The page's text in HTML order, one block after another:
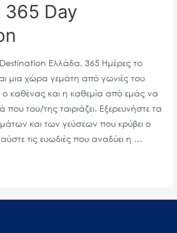
365 Day
Ελλάδα, 365 Ημέρες το
μια χώρα γεμάτη από γωνιές του
καθένας και η καθεμία από εμάς να
που του/της ταιριάζει. Εξερευνήστε τα
και των γεύσεων που κρύβει ο
τις ευωδιές που αναδύει η …